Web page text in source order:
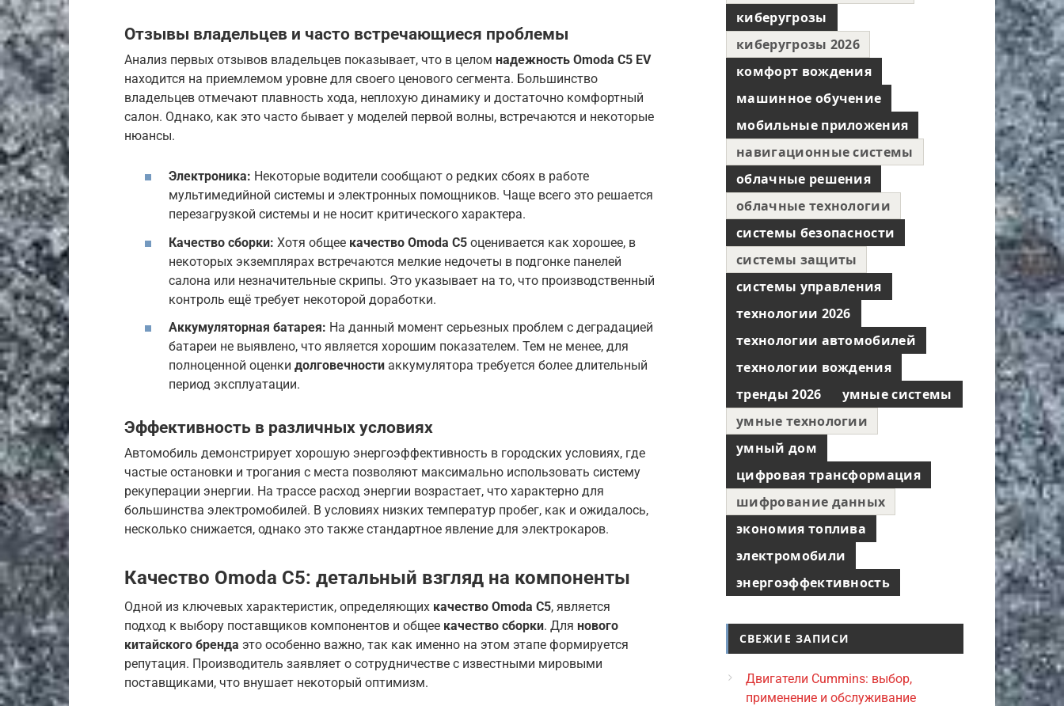
Отзывы владельцев и часто встречающиеся проблемы
Анализ первых отзывов владельцев показывает, что в целом надежность Omoda C5 EV
находится на приемлемом уровне для своего ценового сегмента. Большинство
владельцев отмечают плавность хода, неплохую динамику и достаточно комфортный
салон. Однако, как это часто бывает у моделей первой волны, встречаются и некоторые
нюансы.
Электроника: Некоторые водители сообщают о редких сбоях в работе
мультимедийной системы и электронных помощников. Чаще всего это решается
перезагрузкой системы и не носит критического характера.
Качество сборки: Хотя общее качество Omoda C5 оценивается как хорошее, в
некоторых экземплярах встречаются мелкие недочеты в подгонке панелей
салона или незначительные скрипы. Это указывает на то, что производственный
контроль ещё требует некоторой доработки.
Аккумуляторная батарея: На данный момент серьезных проблем с деградацией
батареи не выявлено, что является хорошим показателем. Тем не менее, для
полноценной оценки долговечности аккумулятора требуется более длительный
период эксплуатации.
Эффективность в различных условиях
Автомобиль демонстрирует хорошую энергоэффективность в городских условиях, где
частые остановки и трогания с места позволяют максимально использовать систему
рекуперации энергии. На трассе расход энергии возрастает, что характерно для
большинства электромобилей. В условиях низких температур пробег, как и ожидалось,
несколько снижается, однако это также стандартное явление для электрокаров.
Качество Omoda C5: детальный взгляд на компоненты
Одной из ключевых характеристик, определяющих качество Omoda C5, является
подход к выбору поставщиков компонентов и общее качество сборки. Для нового
китайского бренда это особенно важно, так как именно на этом этапе формируется
репутация. Производитель заявляет о сотрудничестве с известными мировыми
поставщиками, что внушает некоторый оптимизм.
киберугрозы
киберугрозы 2026
комфорт вождения
машинное обучение
мобильные приложения
навигационные системы
облачные решения
облачные технологии
системы безопасности
системы защиты
системы управления
технологии 2026
технологии автомобилей
технологии вождения
тренды 2026
умные системы
умные технологии
умный дом
цифровая трансформация
шифрование данных
экономия топлива
электромобили
энергоэффективность
СВЕЖИЕ ЗАПИСИ
Двигатели Cummins: выбор,
применение и обслуживание